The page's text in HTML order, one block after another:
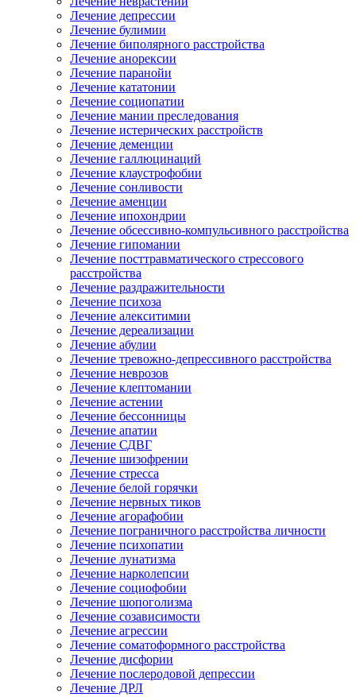
Лечение депрессии
Лечение булимии
Лечение биполярного расстройства
Лечение анорексии
Лечение паранойи
Лечение кататонии
Лечение социопатии
Лечение мании преследования
Лечение истерических расстройств
Лечение деменции
Лечение галлюцинаций
Лечение клаустрофобии
Лечение сонливости
Лечение аменции
Лечение ипохондрии
Лечение обсессивно-компульсивного расстройства
Лечение гипомании
Лечение посттравматического стрессового
расстройства
Лечение раздражительности
Лечение психоза
Лечение алекситимии
Лечение дереализации
Лечение абулии
Лечение тревожно-депрессивного расстройства
Лечение неврозов
Лечение клептомании
Лечение астении
Лечение бессонницы
Лечение апатии
Лечение СДВГ
Лечение шизофрении
Лечение стресса
Лечение белой горячки
Лечение нервных тиков
Лечение агорафобии
Лечение пограничного расстройства личности
Лечение психопатии
Лечение лунатизма
Лечение нарколепсии
Лечение социофобии
Лечение шопоголизма
Лечение созависимости
Лечение агрессии
Лечение соматоформного расстройства
Лечение дисфории
Лечение послеродовой депрессии
Лечение ДРЛ